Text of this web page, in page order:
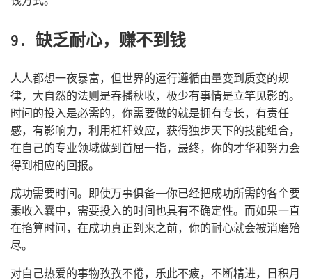
9. 缺乏耐心，赚不到钱
人人都想一夜暴富，但世界的运行遵循由量变到质变的规
律，大自然的法则是春播秋收，极少有事情是立竿见影的。
时间的投入是必需的，你需要做的就是拥有专长，有责任
感，有影响力，利用杠杆效应，获得独步天下的技能组合，
在自己的专业领域做到首屈一指，最终，你的才华和努力会
得到相应的回报。
成功需要时间。即使万事俱备——你已经把成功所需的各个要
素收入囊中，需要投入的时间也具有不确定性。而如果一直
在掐算时间，在成功真正到来之前，你的耐心就会被消磨殆
尽。
对自己热爱的事物孜孜不倦，乐此不疲，不断精进，日积月